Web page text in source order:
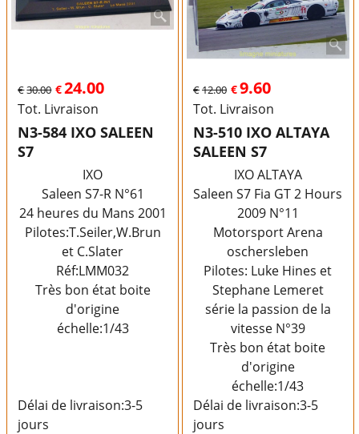
€30.00 €24.00
Tot. Livraison
N3-584 IXO SALEEN
S7
IXO
Saleen S7-R N°61
24 heures du Mans 2001
Pilotes:T.Seiler,W.Brun
et C.Slater
Réf:LMM032
Très bon état boite
d'origine
échelle:1/43
Délai de livraison:3-5
jours
€12.00 €9.60
Tot. Livraison
N3-510 IXO ALTAYA
SALEEN S7
IXO ALTAYA
Saleen S7 Fia GT 2 Hours
2009 N°11
Motorsport Arena
oschersleben
Pilotes: Luke Hines et
Stephane Lemeret
série la passion de la
vitesse N°39
Très bon état boite
d'origine
échelle:1/43
Délai de livraison:3-5
jours